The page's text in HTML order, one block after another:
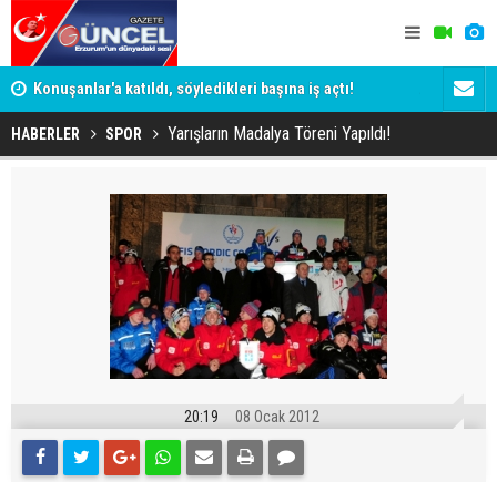
Konuşanlar'a katıldı, söyledikleri başına iş açtı!
Gözaltına alındı
ADALET
HABERLER SPOR Yarışların Madalya Töreni Yapıldı!
20:19 08 Ocak 2012